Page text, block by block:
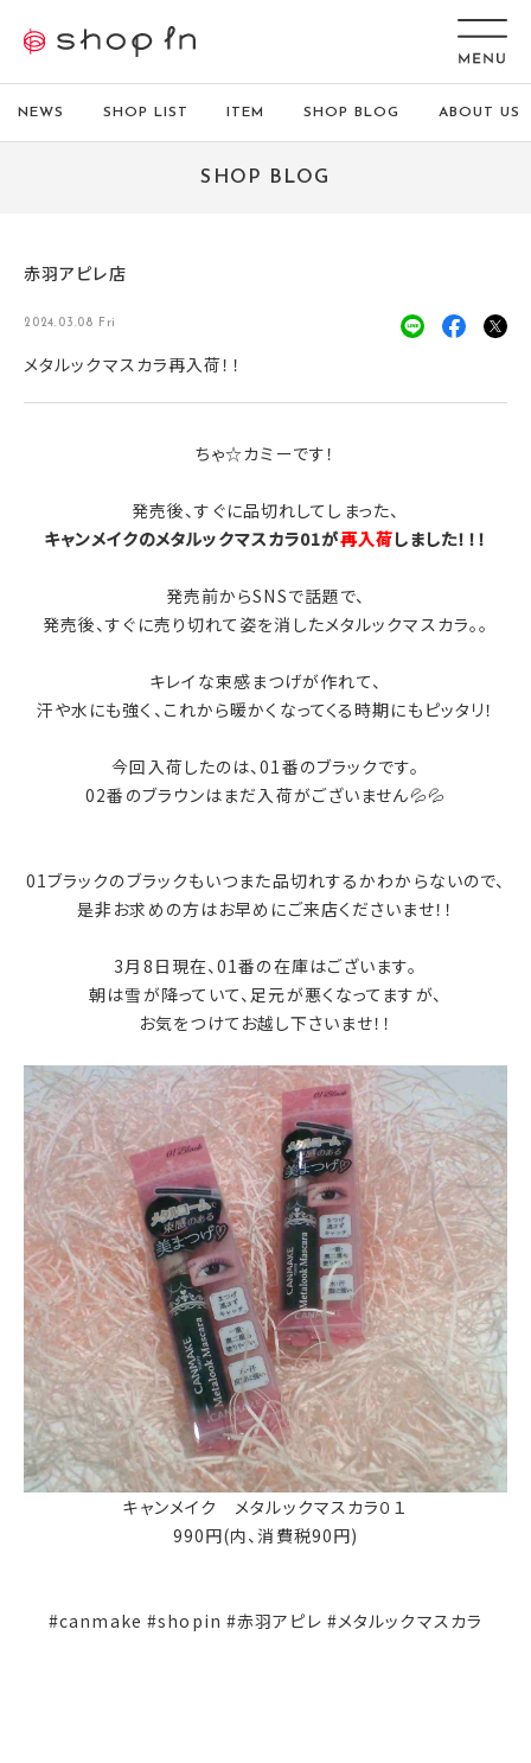
NEWS SHOP LIST ITEM SHOP BLOG ABOUT US
SHOP BLOG
赤羽アピレ店
2024.03.08 Fri
メタルックマスカラ再入荷！！
ちゃ☆カミーです！
発売後、すぐに品切れしてしまった、
キャンメイクのメタルックマスカラ01が再入荷しました！！！
発売前からSNSで話題で、
発売後、すぐに売り切れて姿を消したメタルックマスカラ。。
キレイな束感まつげが作れて、
汗や水にも強く、これから暖かくなってくる時期にもピッタリ！
今回入荷したのは、01番のブラックです。
02番のブラウンはまだ入荷がございません💦💦
01ブラックのブラックもいつまた品切れするかわからないので、
是非お求めの方はお早めにご来店くださいませ！！
3月8日現在、01番の在庫はございます。
朝は雪が降っていて、足元が悪くなってますが、
お気をつけてお越し下さいませ！！
キャンメイク メタルックマスカラ０１
990円(内、消費税90円)
#canmake #shopin #赤羽アピレ #メタルックマスカラ